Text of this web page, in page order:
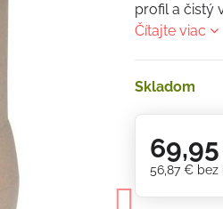
profil a čistý
Čítajte viac
Skladom
56,87 € bez